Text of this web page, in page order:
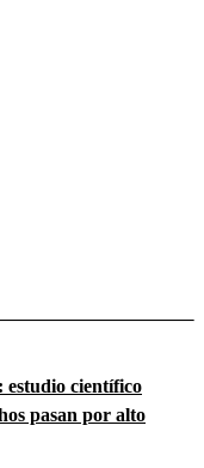
científico
pasan por alto